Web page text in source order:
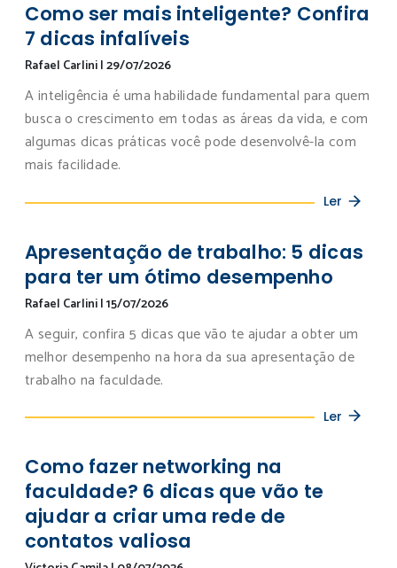
Como ser mais inteligente? Confira
7 dicas infalíveis
Rafael Carlini|29/07/2026
A inteligência é uma habilidade fundamental para quem
busca o crescimento em todas as áreas da vida, e com
algumas dicas práticas você pode desenvolvê-la com
mais facilidade.
Ler
Apresentação de trabalho: 5 dicas
para ter um ótimo desempenho
Rafael Carlini|15/07/2026
A seguir, confira 5 dicas que vão te ajudar a obter um
melhor desempenho na hora da sua apresentação de
trabalho na faculdade.
Ler
Como fazer networking na
faculdade? 6 dicas que vão te
ajudar a criar uma rede de
contatos valiosa